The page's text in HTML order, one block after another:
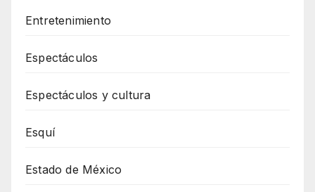
Entretenimiento
Espectáculos
Espectáculos y cultura
Esquí
Estado de México